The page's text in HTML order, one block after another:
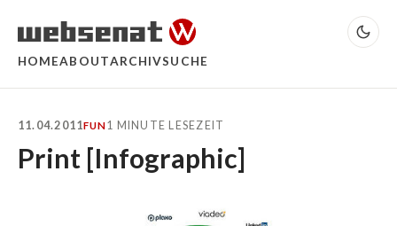
HOMEABOUTARCHIVSUCHE
11.04.2011FUN1 MINUTE LESEZEIT
Print [Infographic]